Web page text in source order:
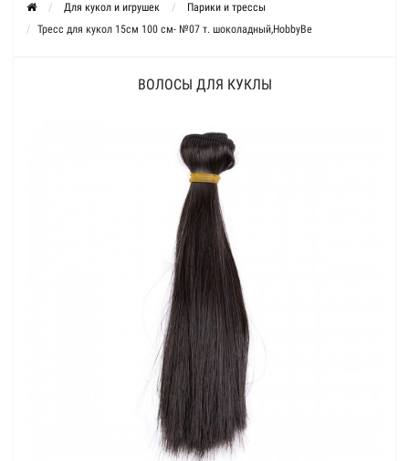
Для кукол и игрушек
Парики и трессы
Тресс для кукол 15см 100 см- №07 т. шоколадный,HobbyBe
ВОЛОСЫ ДЛЯ КУКЛЫ